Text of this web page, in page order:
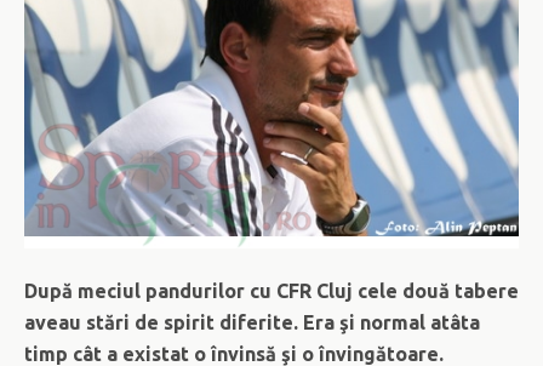
După meciul pandurilor cu CFR Cluj cele două tabere
aveau stări de spirit diferite. Era şi normal atâta
timp cât a existat o învinsă şi o învingătoare.